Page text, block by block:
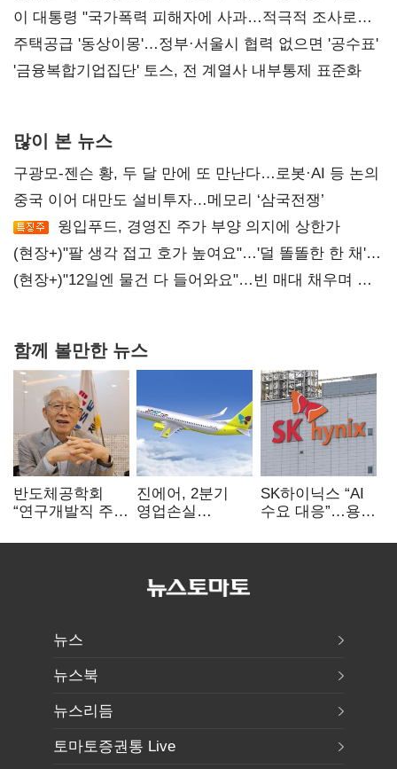
총선 지휘 못해"
이 대통령 "국가폭력 피해자에 사과…적극적 조사로
진실 밝혀야"
주택공급 '동상이몽'…정부·서울시 협력 없으면 '공수표'
'금융복합기업집단' 토스, 전 계열사 내부통제 표준화
많이 본 뉴스
구광모-젠슨 황, 두 달 만에 또 만난다…로봇·AI 등 논의
중국 이어 대만도 설비투자…메모리 ‘삼국전쟁’
윙입푸드, 경영진 주가 부양 의지에 상한가
(현장+)"팔 생각 접고 호가 높여요"…'덜 똘똘한 한 채'
20억 키맞추기
(현장+)"12일엔 물건 다 들어와요"…빈 매대 채우며 문
함께 볼만한 뉴스
반도체공학회
“연구개발직 주
개선해야”
진에어, 2분기
영업손실
상승 여파
SK하이닉스 “AI
수요 대응”…용인
투자
뉴스
뉴스북
뉴스리듬
토마토증권통 Live